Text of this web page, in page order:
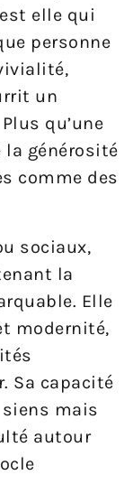
elle qui
personne
un
qu’une
la générosité
comme des
sociaux,
la
Elle
modernité,
Sa capacité
mais
autour